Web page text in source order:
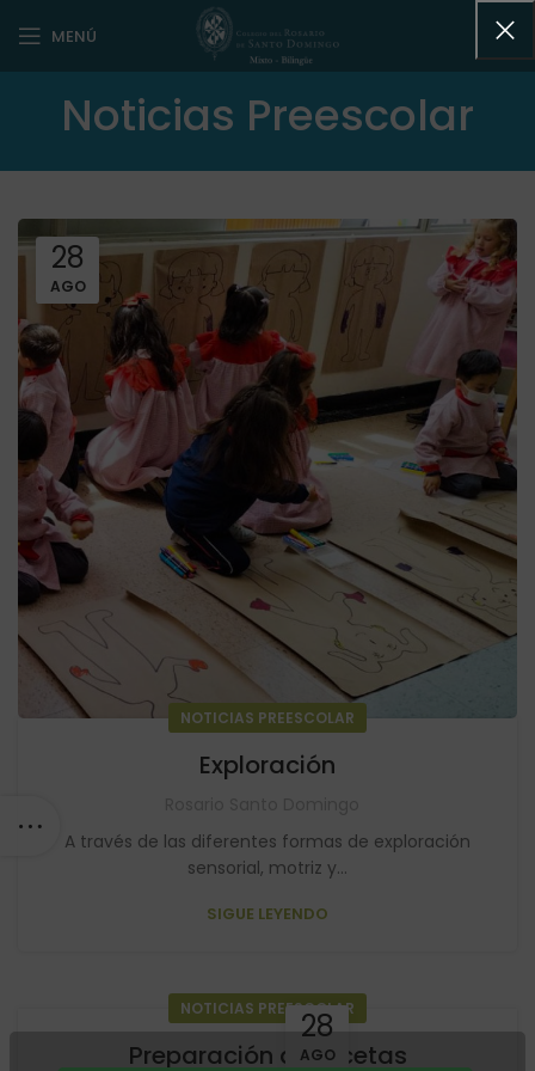
MENÚ
Noticias Preescolar
28
AGO
NOTICIAS PREESCOLAR
Exploración
A través de las diferentes formas de exploración
sensorial, motriz y...
SIGUE LEYENDO
28
AGO
NOTICIAS PREESCOLAR
Preparación de recetas